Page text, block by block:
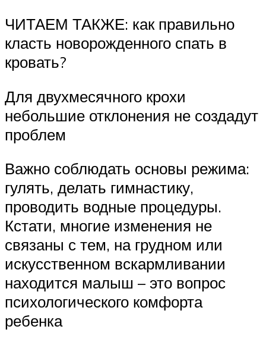
ЧИТАЕМ ТАКЖЕ: как правильно
класть новорожденного спать в
кровать?
Для двухмесячного крохи
небольшие отклонения не создадут
проблем
Важно соблюдать основы режима:
гулять, делать гимнастику,
проводить водные процедуры.
Кстати, многие изменения не
связаны с тем, на грудном или
искусственном вскармливании
находится малыш – это вопрос
психологического комфорта
ребенка